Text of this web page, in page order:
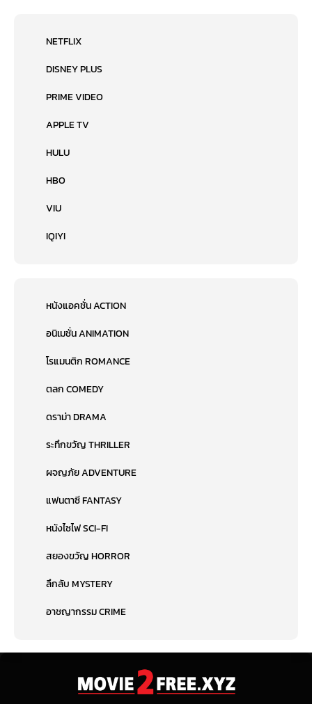
NETFLIX
DISNEY PLUS
PRIME VIDEO
APPLE TV
HULU
HBO
VIU
IQIYI
หนังแอคชั่น ACTION
อนิเมชั่น ANIMATION
โรแมนติก ROMANCE
ตลก COMEDY
ดราม่า DRAMA
ระทึกขวัญ THRILLER
ผจญภัย ADVENTURE
แฟนตาซี FANTASY
หนังไซไฟ SCI-FI
สยองขวัญ HORROR
ลึกลับ MYSTERY
อาชญากรรม CRIME